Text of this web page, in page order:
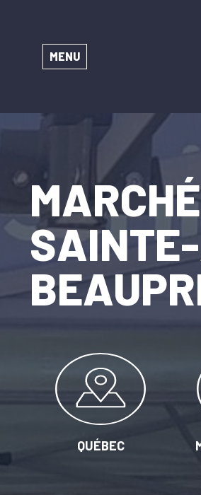
MENU
QUÉBEC